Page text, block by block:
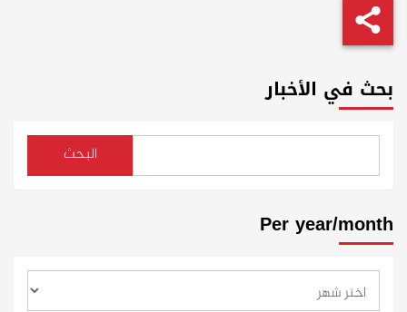
بحث في الأخبار
البحث
Per year/month